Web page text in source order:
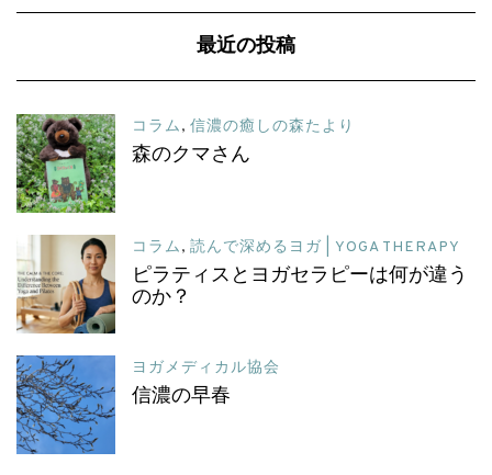
最近の投稿
コラム, 信濃の癒しの森たより
森のクマさん
コラム, 読んで深めるヨガ | YOGA THERAPY
ピラティスとヨガセラピーは何が違う
のか？
ヨガメディカル協会
信濃の早春